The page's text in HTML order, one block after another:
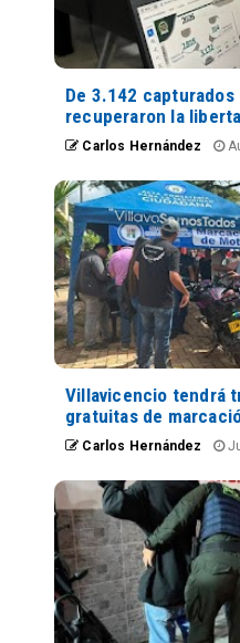
De 3.142
recuperaron la
Carlos Hernández
Villavicencio tendrá
gratuitas de
Carlos Hernández